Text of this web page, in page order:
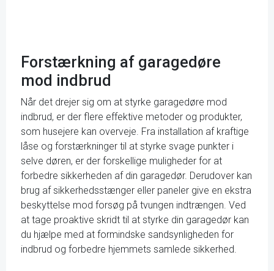
Forstærkning af garagedøre
mod indbrud
Når det drejer sig om at styrke garagedøre mod
indbrud, er der flere effektive metoder og produkter,
som husejere kan overveje. Fra installation af kraftige
låse og forstærkninger til at styrke svage punkter i
selve døren, er der forskellige muligheder for at
forbedre sikkerheden af din garagedør. Derudover kan
brug af sikkerhedsstænger eller paneler give en ekstra
beskyttelse mod forsøg på tvungen indtrængen. Ved
at tage proaktive skridt til at styrke din garagedør kan
du hjælpe med at formindske sandsynligheden for
indbrud og forbedre hjemmets samlede sikkerhed.